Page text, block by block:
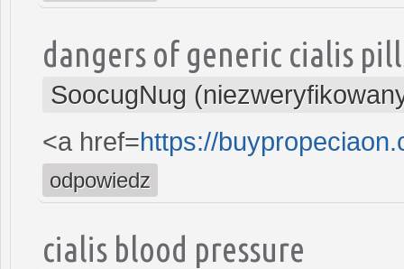
dangers of generic cialis
SoocugNug
<a href=https://
odpowiedz
cialis blood pressure